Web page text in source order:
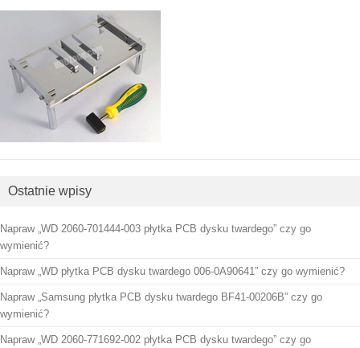
Ostatnie wpisy
Napraw „WD 2060-701444-003 płytka PCB dysku twardego” czy go
wymienić?
Napraw „WD płytka PCB dysku twardego 006-0A90641” czy go wymienić?
Napraw „Samsung płytka PCB dysku twardego BF41-00206B” czy go
wymienić?
Napraw „WD 2060-771692-002 płytka PCB dysku twardego” czy go